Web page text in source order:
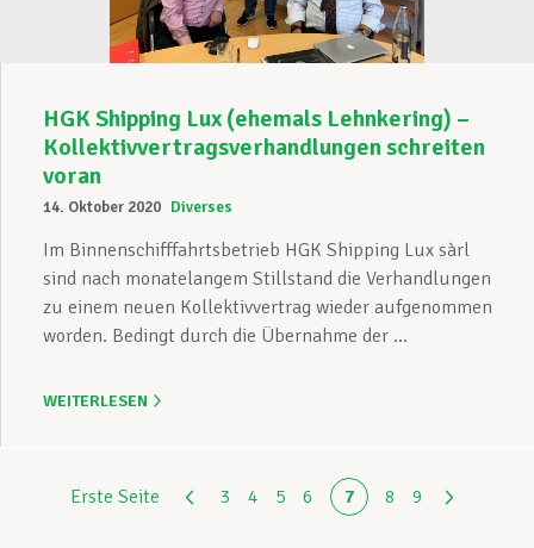
HGK Shipping Lux (ehemals Lehnkering) –
Kollektivvertragsverhandlungen schreiten
voran
14. Oktober 2020 Diverses
Im Binnenschifffahrtsbetrieb HGK Shipping Lux sàrl
sind nach monatelangem Stillstand die Verhandlungen
zu einem neuen Kollektivvertrag wieder aufgenommen
worden. Bedingt durch die Übernahme der ...
WEITERLESEN
Erste Seite 3 4 5 6 7 8 9